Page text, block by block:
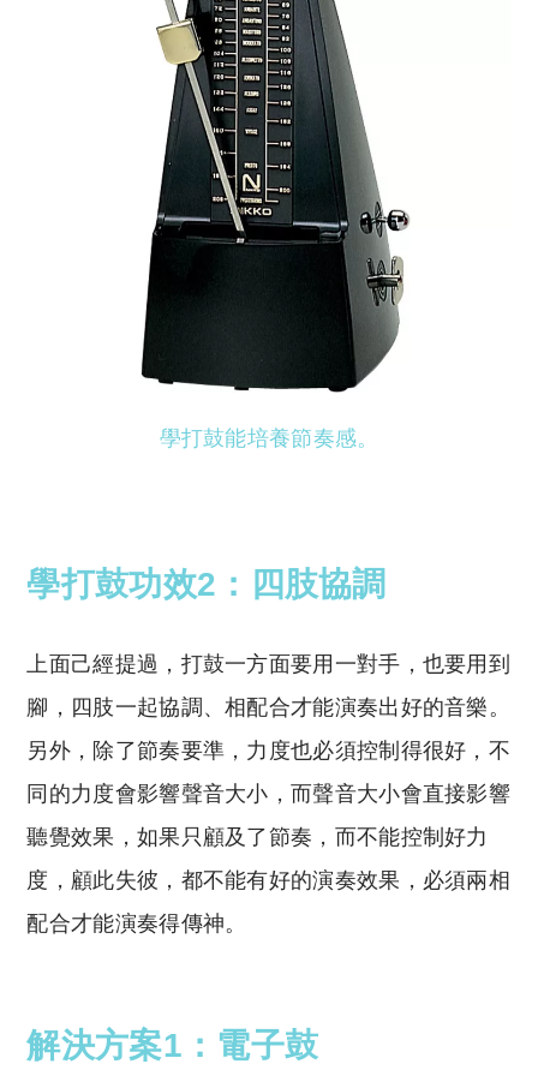
學打鼓能培養節奏感。
學打鼓功效2：四肢協調
上面己經提過，打鼓一方面要用一對手，也要用到
腳，四肢一起協調、相配合才能演奏出好的音樂。
另外，除了節奏要準，力度也必須控制得很好，不
同的力度會影響聲音大小，而聲音大小會直接影響
聽覺效果，如果只顧及了節奏，而不能控制好力
度，顧此失彼，都不能有好的演奏效果，必須兩相
配合才能演奏得傳神。
解決方案1：電子鼓